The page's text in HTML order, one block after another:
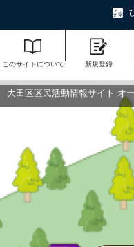
このサイトについて 新規登録
大田区区民活動情報サイト オ